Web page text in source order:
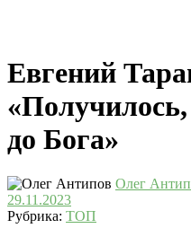
Евгений
до Бога»
Олег
29.11.2023
Рубрика: ТОП